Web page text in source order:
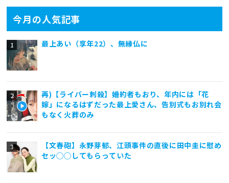
今月の人気記事
最上あい（享年22）、無縁仏に
再)【ライバー刺殺】婚約者もおり、年内には「花
嫁」になるはずだった最上愛さん、告別式もお別れ会
もなく火葬のみ
【文春砲】永野芽郁、江頭事件の直後に田中圭に慰め
セッ◯◯してもらっていた